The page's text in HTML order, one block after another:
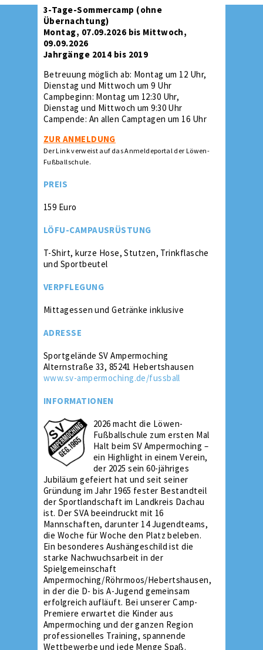
3-Tage-Sommercamp (ohne
Übernachtung)
Montag, 07.09.2026 bis Mittwoch,
09.09.2026
Jahrgänge 2014 bis 2019
Betreuung möglich ab: Montag um 12 Uhr,
Dienstag und Mittwoch um 9 Uhr
Campbeginn: Montag um 12:30 Uhr,
Dienstag und Mittwoch um 9:30 Uhr
Campende: An allen Camptagen um 16 Uhr
ZUR ANMELDUNG
Der Link verweist auf das Anmeldeportal der Löwen-
Fußballschule.
PREIS
159 Euro
LÖFU-CAMPAUSRÜSTUNG
T-Shirt, kurze Hose, Stutzen, Trinkflasche
und Sportbeutel
VERPFLEGUNG
Mittagessen und Getränke inklusive
ADRESSE
Sportgelände SV Ampermoching
Alternstraße 33, 85241 Hebertshausen
www.sv-ampermoching.de/fussball
INFORMATIONEN
2026 macht die Löwen-
Fußballschule zum ersten Mal
Halt beim SV Ampermoching –
ein Highlight in einem Verein,
der 2025 sein 60-jähriges
Jubiläum gefeiert hat und seit seiner
Gründung im Jahr 1965 fester Bestandteil
der Sportlandschaft im Landkreis Dachau
ist. Der SVA beeindruckt mit 16
Mannschaften, darunter 14 Jugendteams,
die Woche für Woche den Platz beleben.
Ein besonderes Aushängeschild ist die
starke Nachwuchsarbeit in der
Spielgemeinschaft
Ampermoching/Röhrmoos/Hebertshausen,
in der die D- bis A-Jugend gemeinsam
erfolgreich aufläuft. Bei unserer Camp-
Premiere erwartet die Kinder aus
Ampermoching und der ganzen Region
professionelles Training, spannende
Wettbewerbe und jede Menge Spaß.